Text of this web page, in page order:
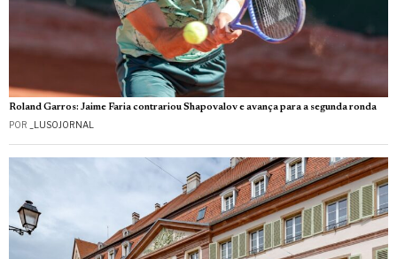
Roland Garros: Jaime Faria contrariou Shapovalov e avança para a segunda ronda
POR _LUSOJORNAL